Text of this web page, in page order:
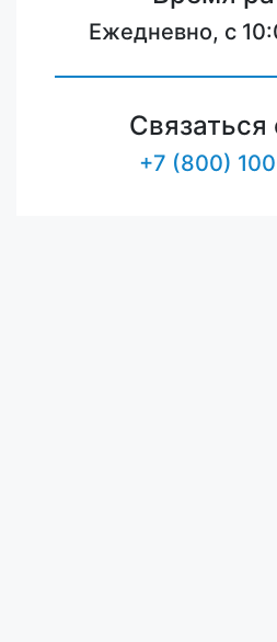
Ежедневно, с
Связаться
+7 (800)